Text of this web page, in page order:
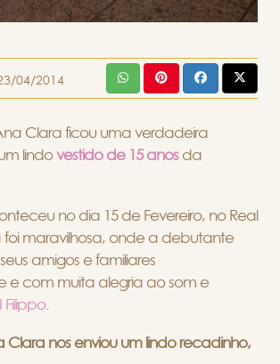
04/2014
Clara ficou uma verdadeira
lindovestido de 15 anosda
no dia 15 de Fevereiro, no Real
foi maravilhosa, onde a debutante
amigos e familiares
e com muita alegria ao som e
Filippo.
nos enviou um lindo recadinho,